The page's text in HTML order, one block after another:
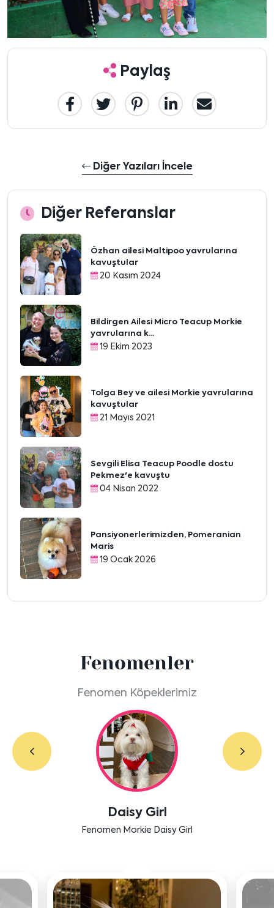
Paylaş
Diğer Yazıları İncele
Diğer Referanslar
Özhan ailesi Maltipoo yavrularına
kavuştular
20 Kasım 2024
Bildirgen Ailesi Micro Teacup Morkie
yavrularına k...
19 Ekim 2023
Tolga Bey ve ailesi Morkie yavrularına
kavuştular
21 Mayıs 2021
Sevgili Elisa Teacup Poodle dostu
Pekmez'e kavuştu
04 Nisan 2022
Pansiyonerlerimizden, Pomeranian
Maris
19 Ocak 2026
Fenomenler
Fenomen Köpeklerimiz
Labradoodle Bruno
Bensu Soral'ın dostu Bruno